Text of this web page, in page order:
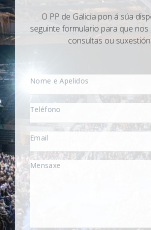
O PP de Galicia pon á súa
seguinte formulario para que nos
consultas ou